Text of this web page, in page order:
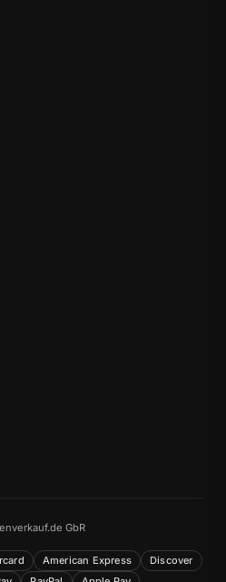
GbR
American Express
Discover